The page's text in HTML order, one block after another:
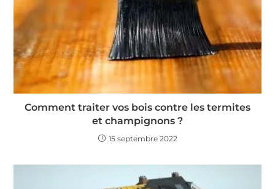
Comment traiter vos bois contre les termites
et champignons ?
15 septembre 2022